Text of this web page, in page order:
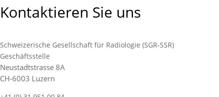
Kontaktieren Sie uns
Schweizerische Gesellschaft für Radiologie (SGR-SSR)
Geschäftsstelle
Neustadtstrasse 8A
CH-6003 Luzern